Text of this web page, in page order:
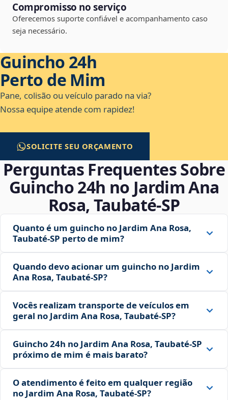
Compromisso no serviço
Oferecemos suporte confiável e acompanhamento caso
seja necessário.
Guincho 24h
Perto de Mim
Pane, colisão ou veículo parado na via?
Nossa equipe atende com rapidez!
SOLICITE SEU ORÇAMENTO
Perguntas Frequentes Sobre
Guincho 24h no Jardim Ana
Rosa, Taubaté‑SP
Quanto é um guincho no Jardim Ana Rosa,
Taubaté‑SP perto de mim?
Quando devo acionar um guincho no Jardim
Ana Rosa, Taubaté‑SP?
Vocês realizam transporte de veículos em
geral no Jardim Ana Rosa, Taubaté‑SP?
Guincho 24h no Jardim Ana Rosa, Taubaté‑SP
próximo de mim é mais barato?
O atendimento é feito em qualquer região
no Jardim Ana Rosa, Taubaté‑SP?